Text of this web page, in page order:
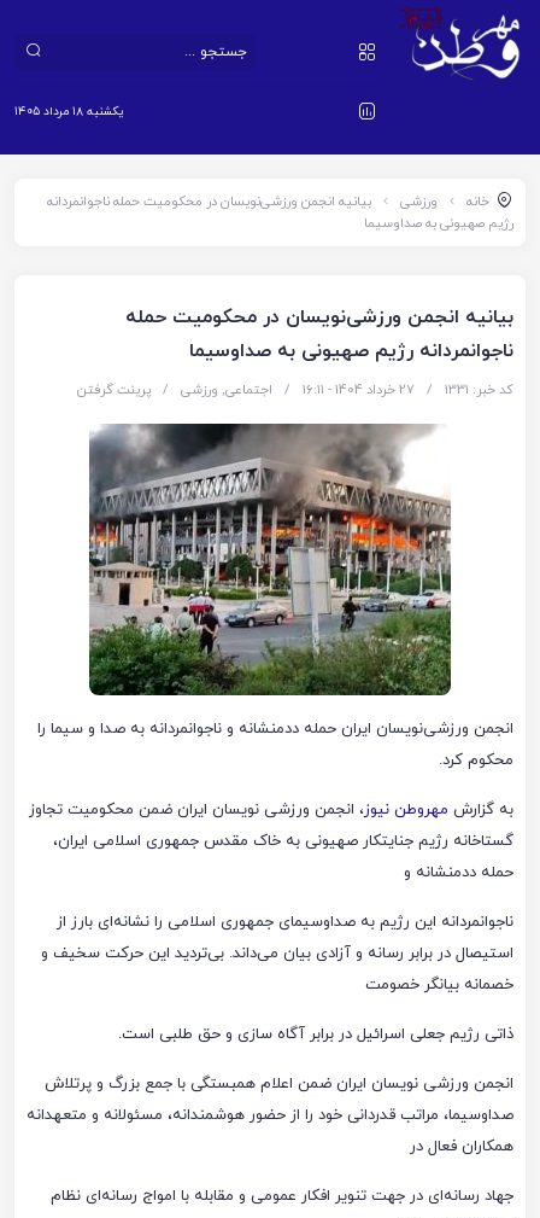
یکشنبه ۱۸ مرداد ۱۴۰۵
خانه ورزشی
بیانیه انجمن ورزشی‌نویسان در محکومیت حمله ناجوانمردانه
رژیم صهیونی به صداوسیما
بیانیه انجمن ورزشی‌نویسان در محکومیت حمله
ناجوانمردانه رژیم صهیونی به صداوسیما
کد خبر: 1331 / 27 خرداد 1404 - ۱۶:۱۱ / اجتماعی, ورزشی / پرینت گرفتن
انجمن ورزشی‌نویسان ایران حمله ددمنشانه و ناجوانمردانه به صدا و سیما را
محکوم کرد.
به گزارش مهروطن نیوز، انجمن ورزشی نویسان ایران ضمن محکومیت تجاوز
گستاخانه رژیم جنایتکار صهیونی به خاک مقدس جمهوری اسلامی ایران،
حمله ددمنشانه و
ناجوانمردانه این رژیم به صداوسیمای جمهوری اسلامی را نشانه‌ای بارز از
استیصال در برابر رسانه و آزادی بیان می‌داند. بی‌تردید این حرکت سخیف و
خصمانه بیانگر خصومت
ذاتی رژیم جعلی اسرائیل در برابر آگاه سازی و حق طلبی است.
انجمن ورزشی نویسان ایران ضمن اعلام همبستگی با جمع بزرگ و پرتلاش
صداوسیما، مراتب قدردانی خود را از حضور هوشمندانه، مسئولانه و متعهدانه
همکاران فعال در
جهاد رسانه‌ای در جهت تنویر افکار عمومی و مقابله با امواج رسانه‌ای نظام